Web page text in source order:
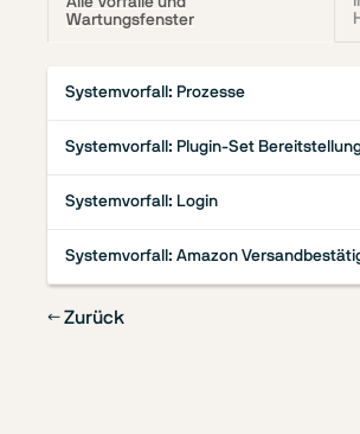
Wartungsfenster
Systemvorfall: Prozesse
Systemvorfall: Plugin-Set
Systemvorfall: Login
Systemvorfall: Amazon
← Zurück